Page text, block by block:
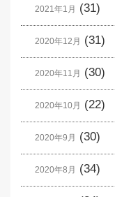
2021年1月 (31)
2020年12月 (31)
2020年11月 (30)
2020年10月 (22)
2020年9月 (30)
2020年8月 (34)